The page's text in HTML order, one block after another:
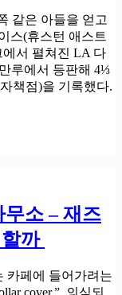
같은 아들을 얻고
스(휴스턴 애스트
에서 펼쳐진 LA 다
루에서 등판해 4⅓
책점)을 기록했다.
소 – 재즈
까
카페에 들어가려는
cover.” 의심되